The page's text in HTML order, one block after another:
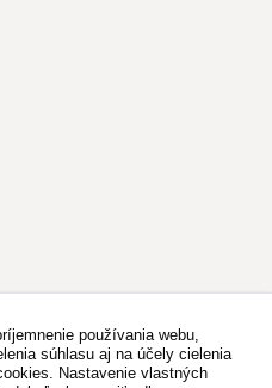
používania webu,
súhlasu aj na účely cielenia
Nastavenie vlastných